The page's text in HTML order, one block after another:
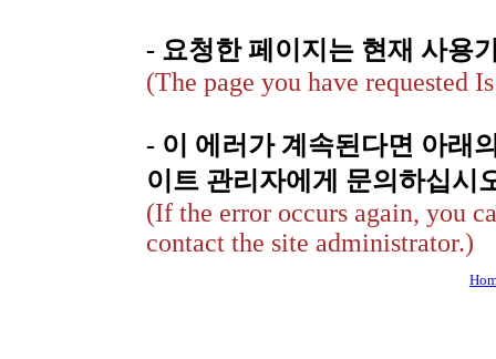
- 요청한 페이지는 현재 사용
(The page you have requested
- 이 에러가 계속된다면 아래
이트 관리자에게 문의하십시
(If the error occurs again, you
contact the site administrator.)